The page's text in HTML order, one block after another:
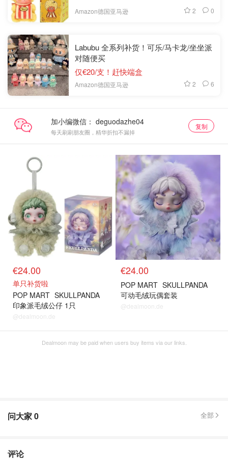
Amazon德国亚马逊 2 0
Labubu 全系列补货！可乐/马卡龙/坐坐派
对随便买
仅€20/支！赶快端盒
Amazon德国亚马逊 2 6
加小编微信：
每天刷刷朋友圈，精华折扣不漏掉
复制
€24.00
单只补货啦
POP MART SKULLPANDA
印象派毛绒公仔 1只
@dealmoon.de
€24.00
POP MART SKULLPANDA
可动毛绒玩偶套装
@dealmoon.de
Dealmoon may be paid when users buy items via our links.
问大家0 全部
评论